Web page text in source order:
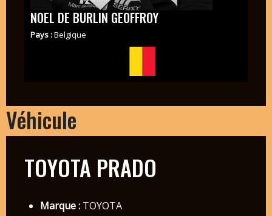
NOEL DE BURLIN GEOFFROY
Pays :Belgique
Véhicule
TOYOTA PRADO
Marque :TOYOTA